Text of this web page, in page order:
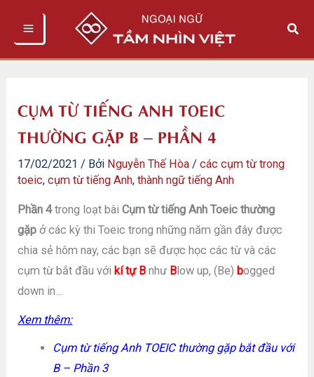
Tìm
CỤM TỪ TIẾNG ANH TOEIC
THƯỜNG GẶP B – PHẦN 4
17/02/2021 / Bởi Nguyễn Thế Hòa /các cụm từ trong
toeic,cụm từ tiếng Anh,thành ngữ tiếng Anh
Phần 4trong loạt bàiCụm từ tiếng Anh Toeic thường
gặp ở các kỳ thi Toeic trong những năm gần đây được
chia sẻ hôm nay, các bạn sẽ được học các từ và các
cụm từ bắt đầu vớikí tự B như Blow up, (Be)bogged
down in…
Xem thêm:
Cụm từ tiếng Anh TOEIC thường gặp bắt đầu với
B – Phần 3